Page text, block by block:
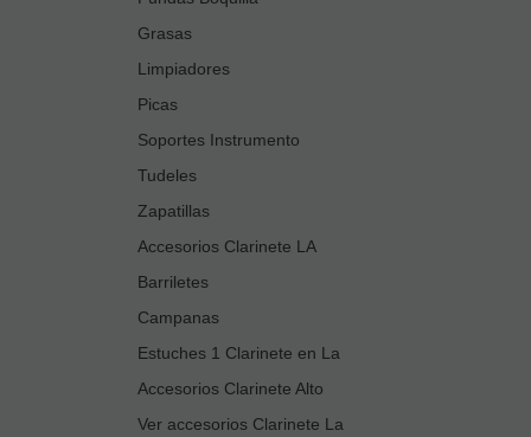
Grasas
Limpiadores
Picas
Soportes Instrumento
Tudeles
Zapatillas
Accesorios Clarinete LA
Barriletes
Campanas
Estuches 1 Clarinete en La
Accesorios Clarinete Alto
Ver accesorios Clarinete La